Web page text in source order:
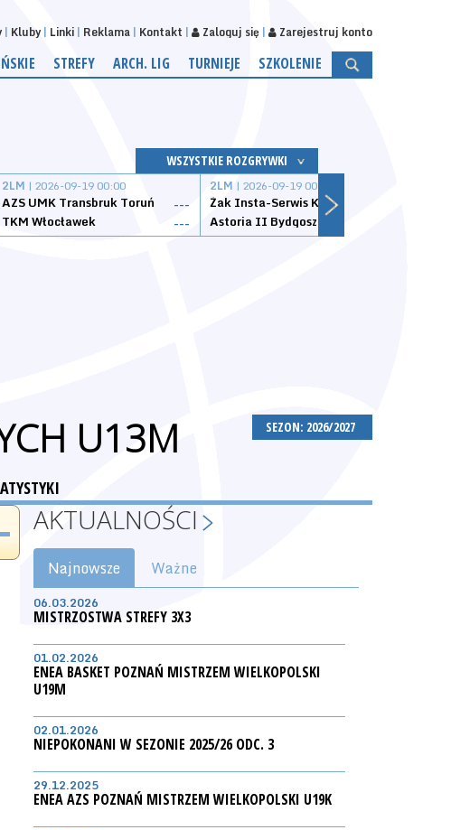
Kluby Linki Reklama Kontakt Zaloguj się Zarejestruj konto
STREFY ARCH. LIG TURNIEJE SZKOLENIE
WSZYSTKIE ROZGRYWKI
2LM | 2026-09-19 00:00
AZS UMK Transbruk Toruń
---
TKM Włocławek
---
2LM | 2026-09-19 00:00
Żak Insta-Serwis Koszalin
Astoria II Bydgoszcz
SEZON: 2026/2027
U13M
AKTUALNOŚCI
Najnowsze Ważne
06.03.2026
MISTRZOSTWA STREFY 3X3
01.02.2026
ENEA BASKET POZNAŃ MISTRZEM WIELKOPOLSKI
U19M
02.01.2026
NIEPOKONANI W SEZONIE 2025/26 ODC. 3
29.12.2025
ENEA AZS POZNAŃ MISTRZEM WIELKOPOLSKI U19K